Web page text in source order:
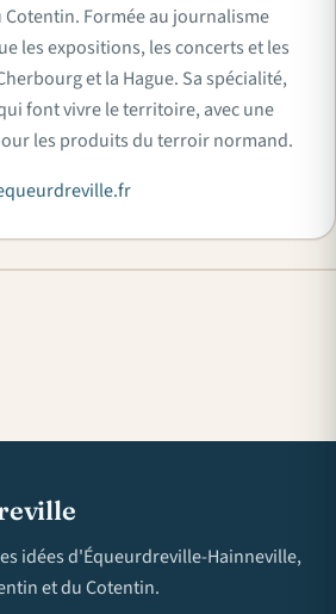
Formée au journalisme
les expositions, les concerts et les
et la Hague. Sa spécialité,
font vivre le territoire, avec une
les produits du terroir normand.
idées d'Équeurdreville-Hainneville,
et du Cotentin.